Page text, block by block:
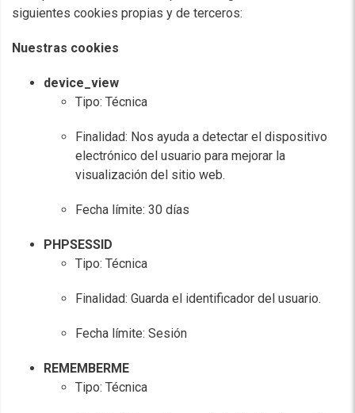
siguientes cookies propias y de terceros:
Nuestras cookies
device_view
Tipo: Técnica
Finalidad: Nos ayuda a detectar el dispositivo
electrónico del usuario para mejorar la
visualización del sitio web.
Fecha límite: 30 días
PHPSESSID
Tipo: Técnica
Finalidad: Guarda el identificador del usuario.
Fecha límite: Sesión
REMEMBERME
Tipo: Técnica